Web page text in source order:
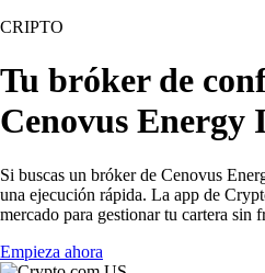
CRIPTO
Tu bróker de
Cenovus Energy
Si buscas un bróker de Cenovus
una ejecución rápida. La app de
mercado para gestionar tu cartera sin
Empieza ahora